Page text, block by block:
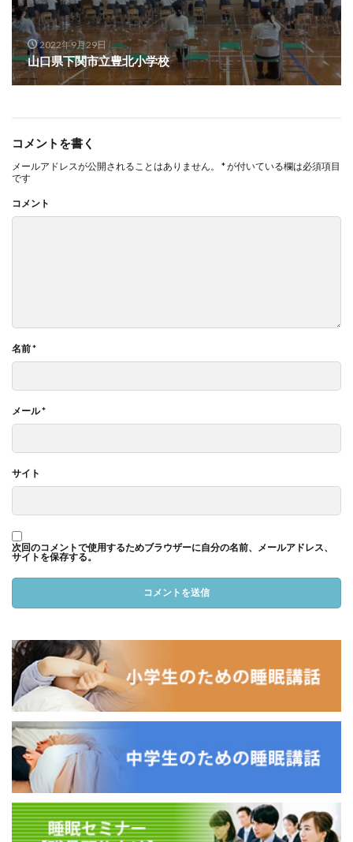
2022年9月29日
山口県下関市立豊北小学校
コメントを書く
メールアドレスが公開されることはありません。 *が付いている欄は必須項目
です
コメント
名前*
メール*
サイト
次回のコメントで使用するためブラウザーに自分の名前、メールアドレス、
サイトを保存する。